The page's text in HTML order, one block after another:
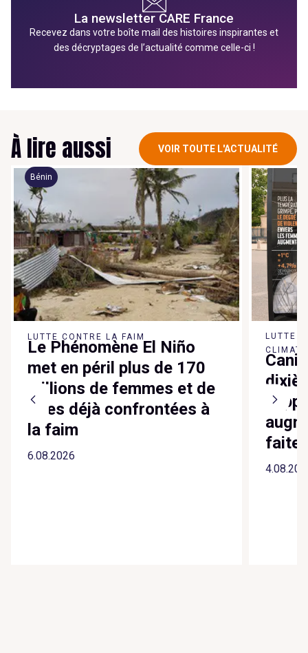
La newsletter CARE France
Recevez dans votre boîte mail des histoires inspirantes et
des décryptages de l’actualité comme celle-ci !
À lire aussi VOIR TOUTE L'ACTUALITÉ
Bénin
LUTTE CONTRE LA FAIM
Le Phénomène El Niño
met en péril plus de 170
millions de femmes et de
filles déjà confrontées à
la faim
6.08.2026
LUTTE